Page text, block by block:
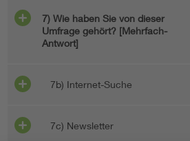
7) Wie haben Sie von dieser
Umfrage gehört? [Mehrfach-
Antwort]
7b) Internet-Suche
7c) Newsletter